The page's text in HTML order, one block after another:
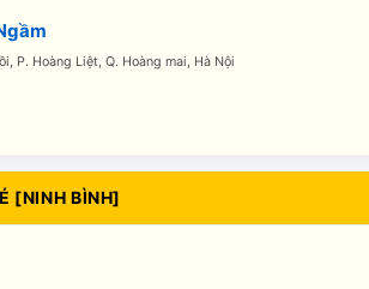
P. Hoàng Liệt, Q. Hoàng mai, Hà Nội
[NINH BÌNH]